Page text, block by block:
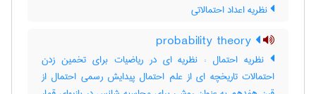
نظریه اعداد احتمالاتی
نظریه احتمال : نظریه ای در ریاضیات برای تخمین زدن
احتمالات تاریخچه ای از علم احتمال پیدایش رسمی احتمال از